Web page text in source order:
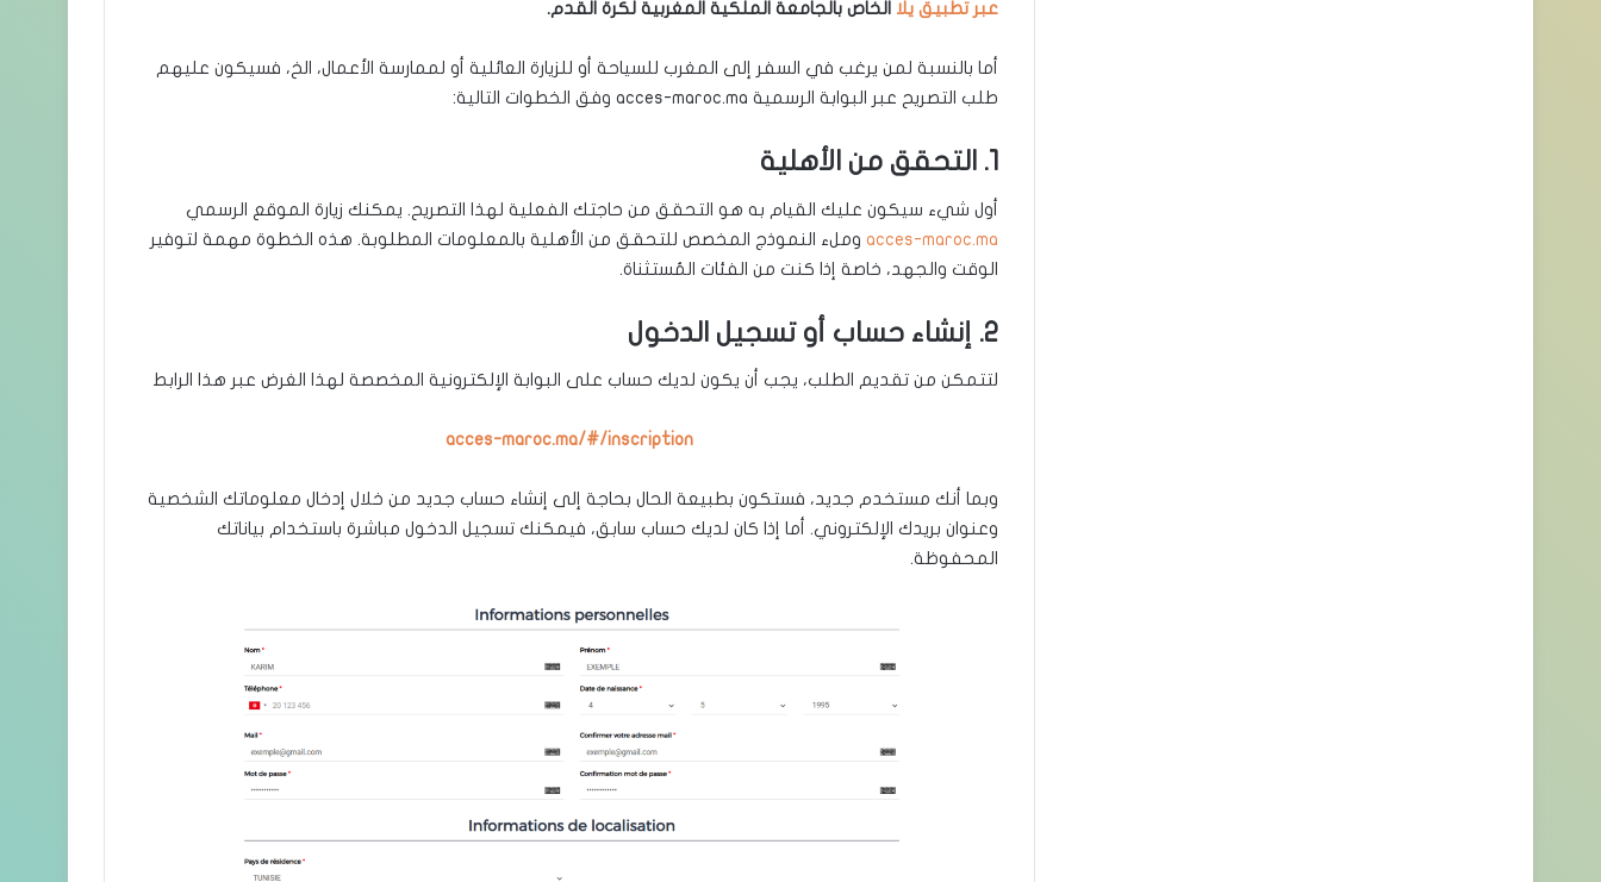
عبر تطبيق يلا الخاص بالجامعة الملكية المغربية لكرة القدم.
أما بالنسبة لمن يرغب في السفر إلى المغرب للسياحة أو للزيارة العائلية أو لممارسة الأعمال، الخ، فسيكون عليهم
طلب التصريح عبر البوابة الرسمية acces-maroc.ma وفق الخطوات التالية:
1. التحقق من الأهلية
أول شيء سيكون عليك القيام به هو التحقق من حاجتك الفعلية لهذا التصريح. يمكنك زيارة الموقع الرسمي
acces-maroc.ma وملء النموذج المخصص للتحقق من الأهلية بالمعلومات المطلوبة. هذه الخطوة مهمة لتوفير
الوقت والجهد، خاصة إذا كنت من الفئات المُستثناة.
2. إنشاء حساب أو تسجيل الدخول
لتتمكن من تقديم الطلب، يجب أن يكون لديك حساب على البوابة الإلكترونية المخصصة لهذا الغرض عبر هذا الرابط
acces-maroc.ma/#/inscription
وبما أنك مستخدم جديد، فستكون بطبيعة الحال بحاجة إلى إنشاء حساب جديد من خلال إدخال معلوماتك الشخصية
وعنوان بريدك الإلكتروني. أما إذا كان لديك حساب سابق، فيمكنك تسجيل الدخول مباشرة باستخدام بياناتك
المحفوظة.